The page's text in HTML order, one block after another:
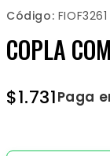
Código: FIOF3261
COPLA
$1.731Paga